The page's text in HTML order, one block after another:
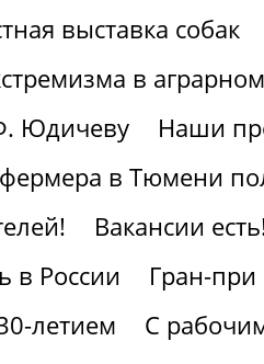
выставка собак
в аграрном
Юдичеву
Наши
в Тюмени
Вакансии
в России
Гран-
летием
С